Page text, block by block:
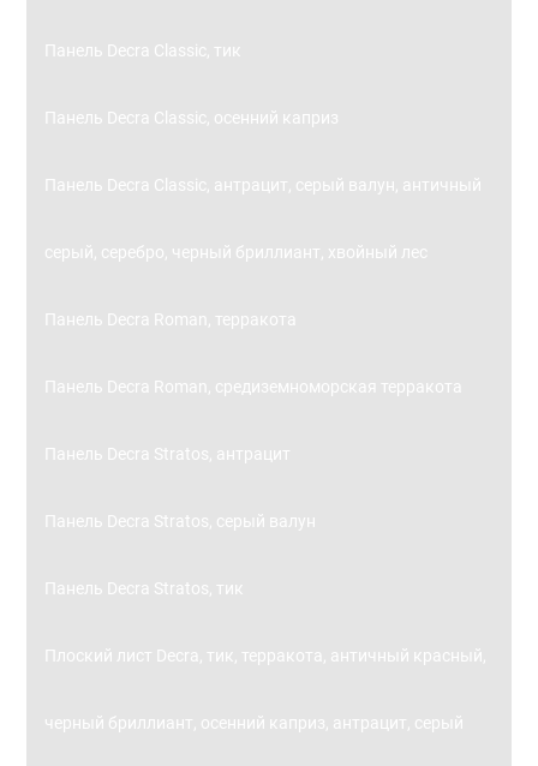
Панель Decra Classic, тик
Панель Decra Classic, осенний каприз
Панель Decra Classic, антрацит, серый валун, античный
серый, серебро, черный бриллиант, хвойный лес
Панель Decra Roman, терракота
Панель Decra Roman, средиземноморская терракота
Панель Decra Stratos, антрацит
Панель Decra Stratos, серый валун
Панель Decra Stratos, тик
Плоский лист Decra, тик, терракота, античный красный,
черный бриллиант, осенний каприз, антрацит, серый